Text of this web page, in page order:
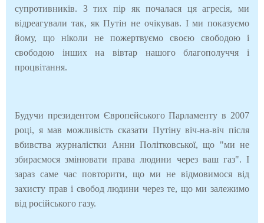
супротивників. З тих пір як почалася ця агресія, ми
відреагували так, як Путін не очікував. І ми показуємо
йому, що ніколи не пожертвуємо своєю свободою і
свободою інших на вівтар нашого благополуччя і
процвітання.
Будучи президентом Європейського Парламенту в 2007
році, я мав можливість сказати Путіну віч-на-віч після
вбивства журналістки Анни Політковської, що "ми не
збираємося змінювати права людини через ваш газ". І
зараз саме час повторити, що ми не відмовимося від
захисту прав і свобод людини через те, що ми залежимо
від російського газу.